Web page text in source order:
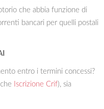
che abbia funzione di
bancari per quelli postali
entro i termini concessi?
Iscrizione Crif), sia